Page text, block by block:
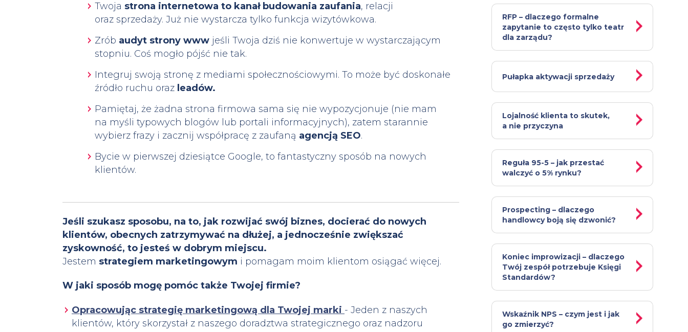
Twoja strona internetowa to kanał budowania zaufania, relacji
oraz sprzedaży. Już nie wystarcza tylko funkcja wizytówkowa.
Zrób audyt strony www jeśli Twoja dziś nie konwertuje w wystarczającym
stopniu. Coś mogło pójść nie tak.
Integruj swoją stronę z mediami społecznościowymi. To może być doskonałe
źródło ruchu oraz leadów.
Pamiętaj, że żadna strona firmowa sama się nie wypozycjonuje (nie mam
na myśli typowych blogów lub portali informacyjnych), zatem starannie
wybierz frazy i zacznij współpracę z zaufaną agencją SEO.
Bycie w pierwszej dziesiątce Google, to fantastyczny sposób na nowych
klientów.
Jeśli szukasz sposobu, na to, jak rozwijać swój biznes, docierać do nowych
klientów, obecnych zatrzymywać na dłużej, a jednocześnie zwiększać
zyskowność, to jesteś w dobrym miejscu.
Jestem strategiem marketingowym i pomagam moim klientom osiągać więcej.
W jaki sposób mogę pomóc także Twojej firmie?
Opracowując strategię marketingową dla Twojej marki - Jeden z naszych
klientów, który skorzystał z naszego doradztwa strategicznego oraz nadzoru
RFP – dlaczego formalne
zapytanie to często tylko teatr
dla zarządu?
Pułapka aktywacji sprzedaży
Lojalność klienta to skutek,
a nie przyczyna
Reguła 95-5 – jak przestać
walczyć o 5% rynku?
Prospecting – dlaczego
handlowcy boją się dzwonić?
Koniec improwizacji – dlaczego
Twój zespół potrzebuje Księgi
Standardów?
Wskaźnik NPS – czym jest i jak
go zmierzyć?